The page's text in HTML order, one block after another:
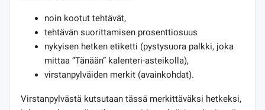
noin kootut tehtävät,
tehtävän suorittamisen prosenttiosuus
nykyisen hetken etiketti (pystysuora palkki, joka
mittaa ”Tänään” kalenteri-asteikolla),
virstanpylväiden merkit (avainkohdat).
Virstanpylvästä kutsutaan tässä merkittäväksi hetkeksi,